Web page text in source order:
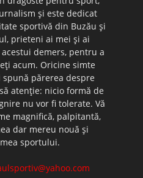
şi este dedicat
sportivă din Buzău şi
prieteni ai mei şi ai
demers, pentru a
acum. Oricine simte
părerea despre
atenţie: nicio formă de
nu vor fi tolerate. Vă
magnifică, palpitantă,
dar mereu nouă şi
sportului.